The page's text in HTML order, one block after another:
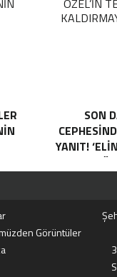
SON
YANIT!
Görüntüler